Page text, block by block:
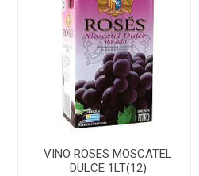
VINO ROSES MOSCATEL
DULCE 1LT(12)